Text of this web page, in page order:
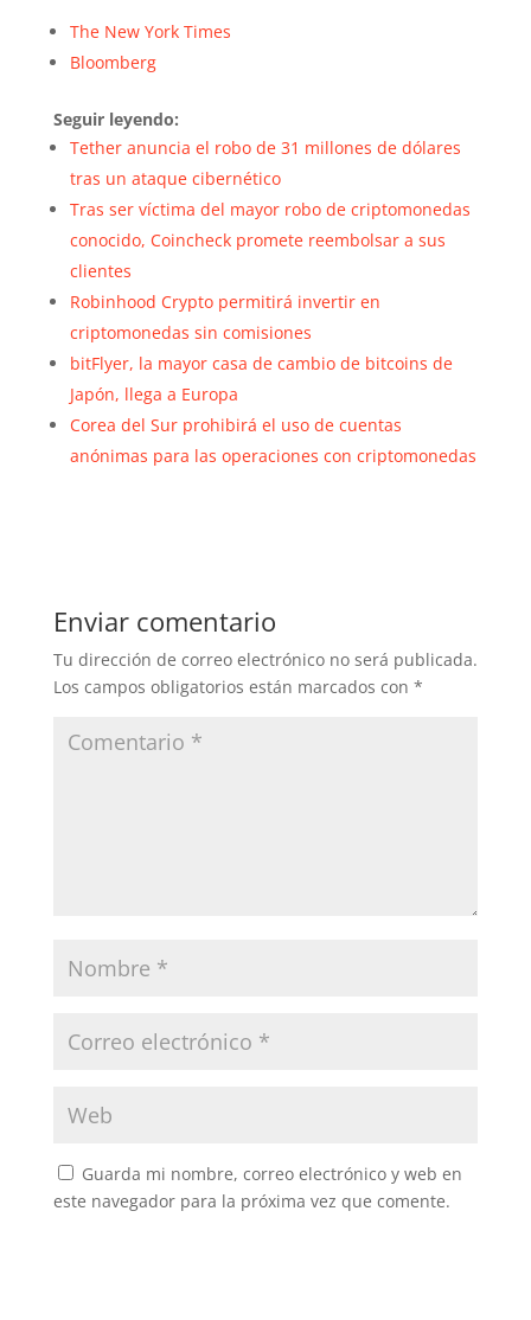
The New York Times
Bloomberg
Seguir leyendo:
Tether anuncia el robo de 31 millones de dólares
tras un ataque cibernético
Tras ser víctima del mayor robo de criptomonedas
conocido, Coincheck promete reembolsar a sus
clientes
Robinhood Crypto permitirá invertir en
criptomonedas sin comisiones
bitFlyer, la mayor casa de cambio de bitcoins de
Japón, llega a Europa
Corea del Sur prohibirá el uso de cuentas
anónimas para las operaciones con criptomonedas
Enviar comentario
Tu dirección de correo electrónico no será publicada.
Los campos obligatorios están marcados con *
Guarda mi nombre, correo electrónico y web en
este navegador para la próxima vez que comente.